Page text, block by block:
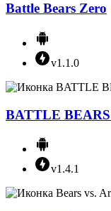
Battle Bears Zero
v1.1.0
BATTLE BEARS
v1.4.1